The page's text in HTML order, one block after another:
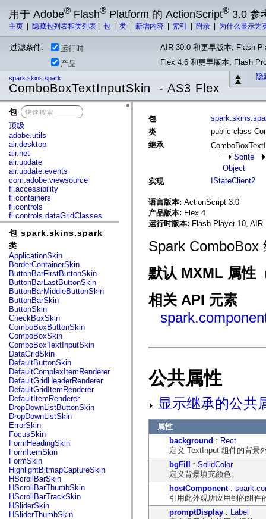
用于 Adobe® Flash® Platform 的 ActionScript® 3.0 参
主页 隐藏包列表和类列表 包 类 新增内容 索引 附录 为什么显示为
过滤条件: 运行时
AIR 30.0 和更早版本, Flash
产品
Flex 4.6 和更早版本, Flash
隐
spark.skins.spark
ComboBoxTextInputSkin - AS3 Flex
包
顶级
adobe.utils
air.desktop
air.net
air.update
air.update.events
com.adobe.viewsource
fl.accessibility
fl.containers
fl.controls
fl.controls.dataGridClasses
fl.controls.listClasses
fl.controls.progressBarClasses
fl.core
fl.data
fl.display
fl.events
fl.ik
fl.lang
fl.livepreview
fl.managers
fl.motion
fl.motion.easing
fl.rsl
fl.text
fl.transitions
fl.transitions.easing
fl.video
flash.accessibility
flash.concurrent
flash.crypto
flash.data
flash.desktop
flash.display
flash.display3D
flash.display3D.textures
flash.errors
flash.events
flash.external
flash.filesystem
flash.filters
flash.geom
flash.globalization
flash.html
包 spark.skins.spark
类
ApplicationSkin
BorderContainerSkin
ButtonBarFirstButtonSkin
ButtonBarLastButtonSkin
ButtonBarMiddleButtonSkin
ButtonBarSkin
ButtonSkin
CheckBoxSkin
ComboBoxButtonSkin
ComboBoxSkin
ComboBoxTextInputSkin
DataGridSkin
DefaultButtonSkin
DefaultComplexItemRenderer
DefaultGridHeaderRenderer
DefaultGridItemRenderer
DefaultItemRenderer
DropDownListButtonSkin
DropDownListSkin
ErrorSkin
FocusSkin
FormHeadingSkin
FormItemSkin
FormSkin
HighlightBitmapCaptureSkin
HScrollBarSkin
HScrollBarThumbSkin
HScrollBarTrackSkin
HSliderSkin
HSliderThumbSkin
包
类
public class
继承
Sprite
Object
实现
IStateClient2
语言版本: ActionScript 3.0
产品版本: Flex 4
运行时版本: Flash Player 10, AIR
Spark ComboBox
默认 MXML 属性
相关 API 元素
公共属性
显示继承的公共
属性
background : Rect
定义 TextInput 组件的背景
bgFill : SolidColor
定义背景填充颜色。
hostComponent:
引用此外观所应用到的组件
promptDisplay : Label